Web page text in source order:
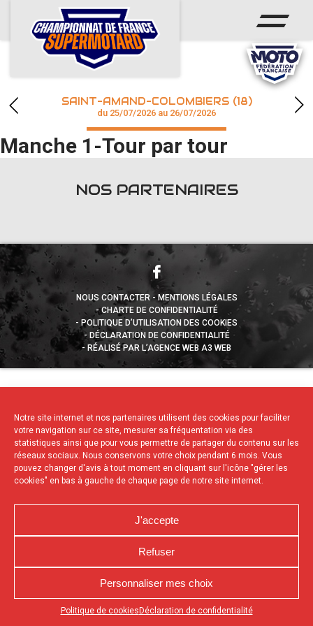
Notre site internet et nos partenaires utilisent des cookies pour faciliter
votre navigation sur ce site, mesurer sa fréquentation via des
statistiques ainsi que pour vous permettre de partager du contenu sur les
réseaux sociaux. Nous conservons votre choix pendant 6 mois. Vous
pouvez changer d'avis à tout moment en cliquant sur l'icône "gérer les
cookies" en bas à gauche de chaque page de notre site internet.
J'accepte
Refuser
Personnaliser mes choix
Politique de cookies Déclaration de confidentialité
Appuyez sur le bouton partager en bas de votre
ACCUEIL
ACTUS
CALENDRIER
CHAMPIONNAT
RÉSULTATS
SAINT-AMAND-COLOMBIERS (18)
du 25/07/2026 au 26/07/2026
Manche 1-Tour par tour
NOS PARTENAIRES
NOUS CONTACTER
MENTIONS LÉGALES
CHARTE DE CONFIDENTIALITÉ
POLITIQUE D’UTILISATION DES COOKIES
DÉCLARATION DE CONFIDENTIALITÉ
RÉALISÉ PAR L’AGENCE WEB A3 WEB